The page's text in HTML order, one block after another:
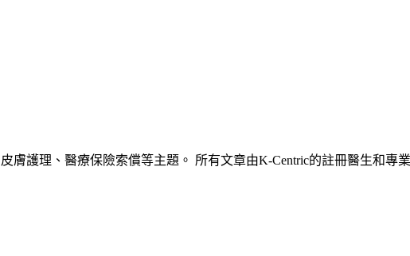
膚護理、醫療保險索償等主題。 所有文章由K-Centric的註冊醫生和專